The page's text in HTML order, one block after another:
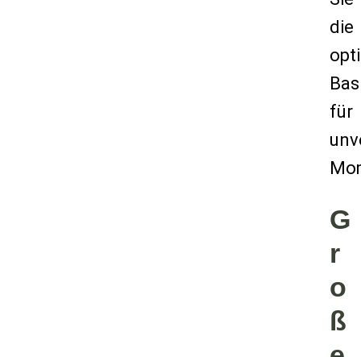
die
für
G
r
o
ß